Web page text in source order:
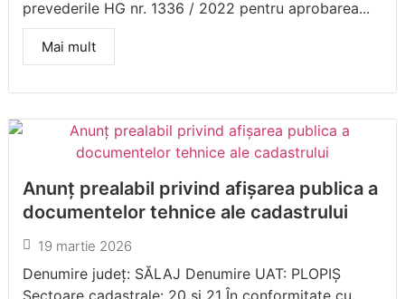
prevederile HG nr. 1336 / 2022 pentru aprobarea...
Mai mult
Anunţ prealabil privind afișarea publica a
documentelor tehnice ale cadastrului
19 martie 2026
Denumire județ: SĂLAJ Denumire UAT: PLOPIȘ
Sectoare cadastrale: 20 si 21 În conformitate cu